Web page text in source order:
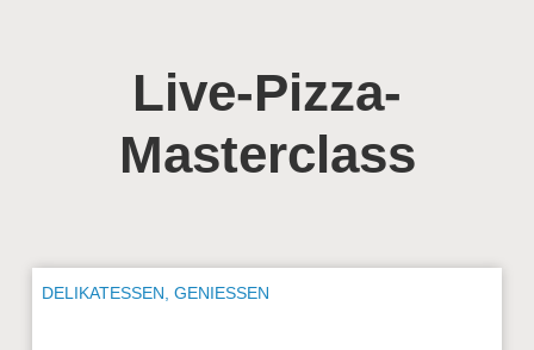
Live-Pizza-
Masterclass
DELIKATESSEN GENIESSEN